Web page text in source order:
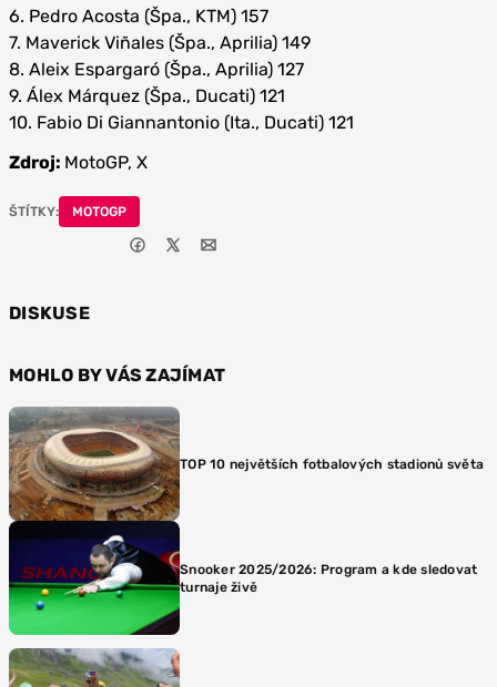
6. Pedro Acosta (Špa., KTM) 157
7. Maverick Viñales (Špa., Aprilia) 149
8. Aleix Espargaró (Špa., Aprilia) 127
9. Álex Márquez (Špa., Ducati) 121
10. Fabio Di Giannantonio (Ita., Ducati) 121
Zdroj: MotoGP, X
ŠTÍTKY: MOTOGP
DISKUSE
MOHLO BY VÁS ZAJÍMAT
TOP 10 největších fotbalových stadionů světa
Snooker 2025/2026: Program a kde sledovat
turnaje živě